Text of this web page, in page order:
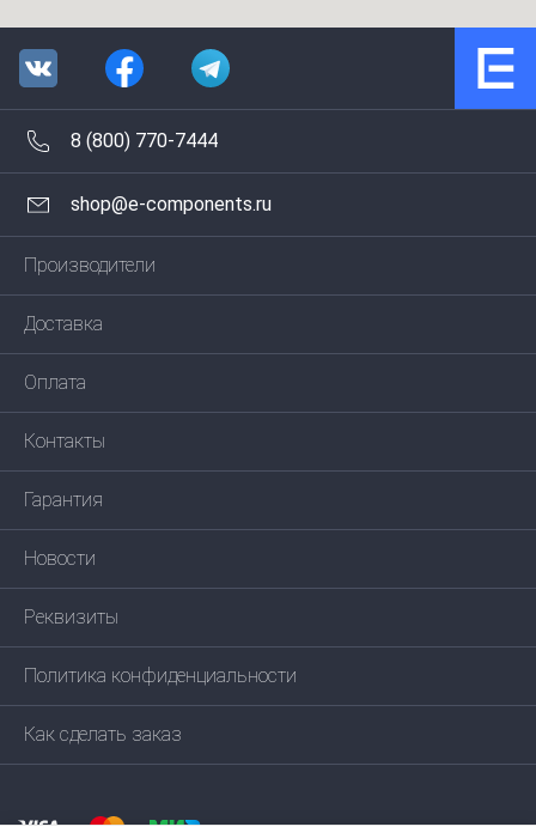
8 (800) 770-7444
shop@e-components.ru
Производители
Доставка
Оплата
Контакты
Гарантия
Новости
Реквизиты
Политика конфиденциальности
Как сделать заказ